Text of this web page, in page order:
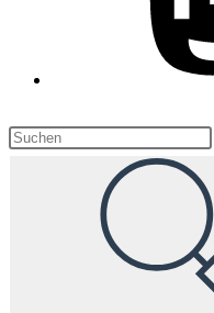
Diese
durchsuchen